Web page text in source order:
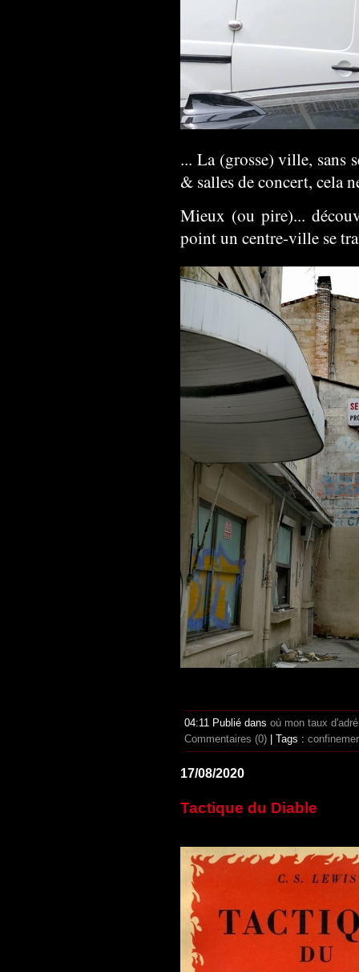
... La (grosse) ville, sans
& salles de concert, cela
Mieux (ou pire)...
point un centre-ville se
04:11 Publié dans où mon taux
Commentaires (0) | Tags :
17/08/2020
Tactique du Diable